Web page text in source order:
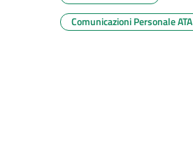
Comunicazioni Personale ATA